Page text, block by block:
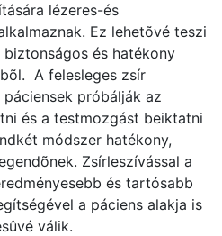
lézeres-és
Ez lehetõvé teszi
és hatékony
A felesleges zsír
próbálják az
és a testmozgást beiktatni
módszer hatékony,
Zsírleszívással a
és tartósabb
a páciens alakja is
válik.